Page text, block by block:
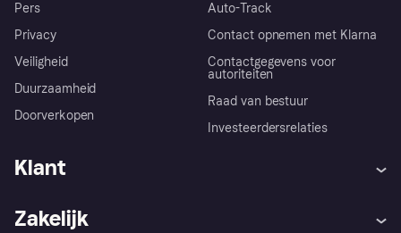
Pers
Privacy
Veiligheid
Duurzaamheid
Doorverkopen
Auto-Track
Contact opnemen met Klarna
Contactgegevens voor
autoriteiten
Raad van bestuur
Investeerdersrelaties
Klant
Zakelijk